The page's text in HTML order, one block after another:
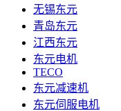
无锡东元
青岛东元
江西东元
东元电机
TECO
东元减速机
东元伺服电机